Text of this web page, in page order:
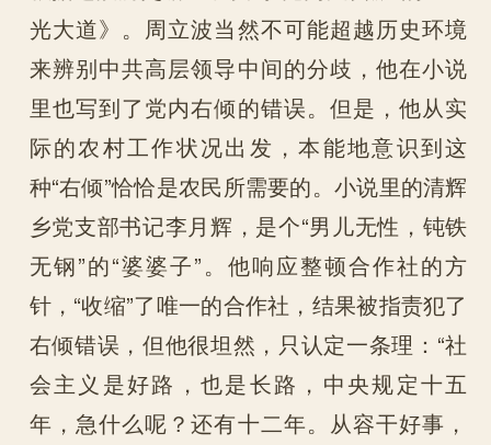
光大道》。周立波当然不可能超越历史环境
来辨别中共高层领导中间的分歧，他在小说
里也写到了党内右倾的错误。但是，他从实
际的农村工作状况出发，本能地意识到这
种“右倾”恰恰是农民所需要的。小说里的清辉
乡党支部书记李月辉，是个“男儿无性，钝铁
无钢”的“婆婆子”。他响应整顿合作社的方
针，“收缩”了唯一的合作社，结果被指责犯了
右倾错误，但他很坦然，只认定一条理：“社
会主义是好路，也是长路，中央规定十五
年，急什么呢？还有十二年。从容干好事，